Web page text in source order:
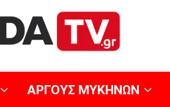
ΑΡΓΟΥΣ ΜΥΚΗΝΩΝ